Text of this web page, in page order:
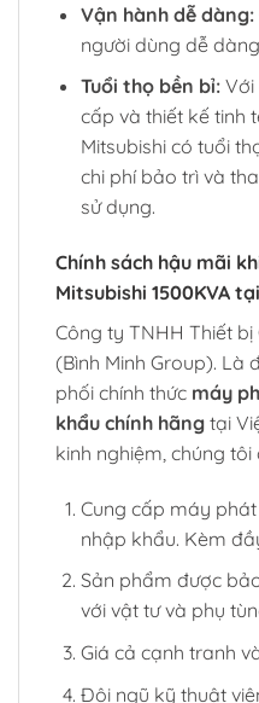
Vận hành dễ dàng:
người dùng dễ
Tuổi thọ bền bỉ:Với
cấp và thiết kế tinh
Mitsubishi có tuổi
chi phí bảo trì và
sử dụng.
Chính sách hậu mãi
Mitsubishi 1500KVA
Công ty TNHH Thiết bị
(Bình Minh Group). Là
phối chính thức máy
khẩu chính hãng tại
kinh nghiệm, chúng tôi
Cung cấp máy phát
nhập khẩu. Kèm
Sản phẩm được
với vật tư và phụ
Giá cả cạnh tranh
Đội ngũ kỹ thuật